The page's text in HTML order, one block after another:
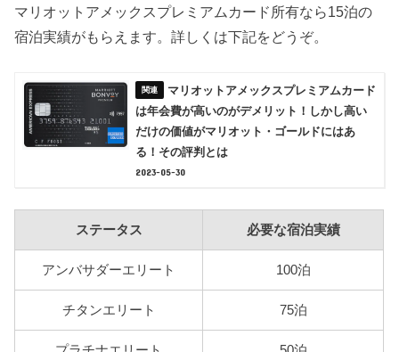
マリオットアメックスプレミアムカード所有なら15泊の
宿泊実績がもらえます。詳しくは下記をどうぞ。
マリオットアメックスプレミアムカード
は年会費が高いのがデメリット！しかし高い
だけの価値がマリオット・ゴールドにはあ
る！その評判とは
2023-05-30
ステータス 必要な宿泊実績
アンバサダーエリート 100泊
チタンエリート 75泊